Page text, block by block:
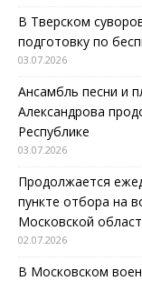
В Тверском
подготовку по
03.07.2026
Ансамбль песни и
Александрова
Республике
03.07.2026
Продолжается
пункте отбора на
Московской
02.07.2026
В Московском